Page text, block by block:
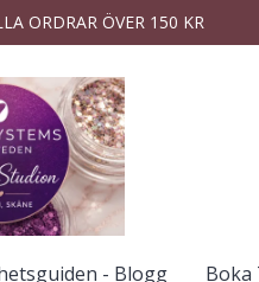
ORDRAR ÖVER 150 KR
- Blogg Boka